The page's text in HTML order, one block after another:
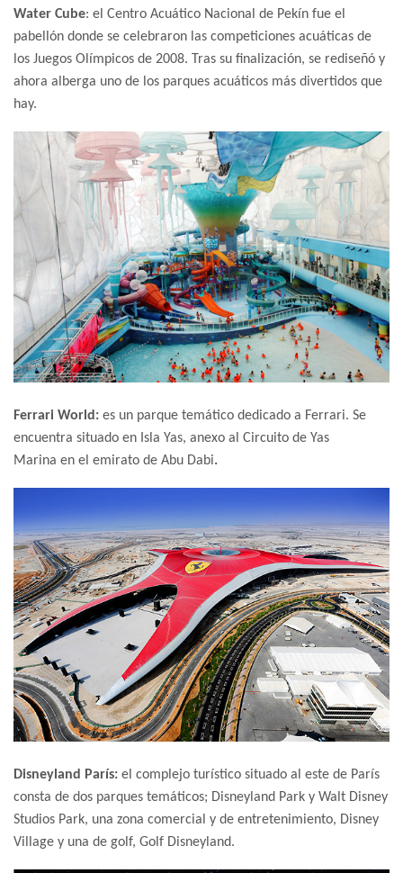
Water Cube: el Centro Acuático Nacional de Pekín fue el
pabellón donde se celebraron las competiciones acuáticas de
los Juegos Olímpicos de 2008. Tras su finalización, se rediseñó y
ahora alberga uno de los parques acuáticos más divertidos que
hay.
Ferrari World: es un parque temático dedicado a Ferrari. Se
encuentra situado en Isla Yas, anexo al Circuito de Yas
Marina en el emirato de Abu Dabi.
Disneyland París: el complejo turístico situado al este de París
consta de dos parques temáticos; Disneyland Park y Walt Disney
Studios Park, una zona comercial y de entretenimiento, Disney
Village y una de golf, Golf Disneyland.